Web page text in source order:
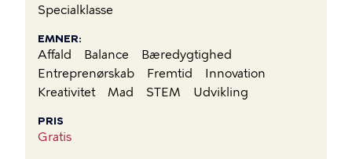
Specialklasse
EMNER
Affald Balance
Bæredygtighed
Entreprenørskab
Fremtid
Innovation
Kreativitet
Mad STEM Udvikling
PRIS
Gratis